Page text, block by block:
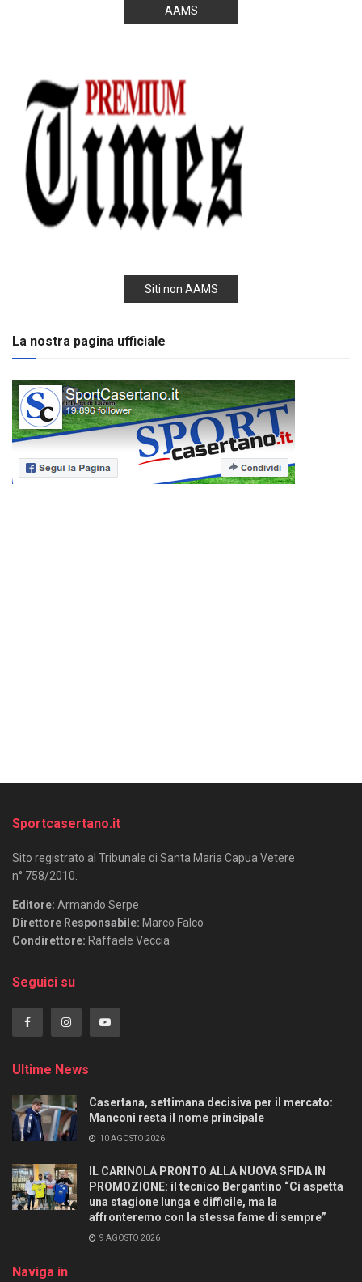
AAMS
Siti non AAMS
La nostra pagina ufficiale
Sportcasertano.it
Sito registrato al Tribunale di Santa Maria Capua Vetere
n° 758/2010.
Editore: Armando Serpe
Direttore Responsabile: Marco Falco
Condirettore: Raffaele Veccia
Seguici su
Ultime News
Casertana, settimana decisiva per il mercato:
Manconi resta il nome principale
10 AGOSTO 2026
IL CARINOLA PRONTO ALLA NUOVA SFIDA IN
PROMOZIONE: il tecnico Bergantino “Ci aspetta
una stagione lunga e difficile, ma la
affronteremo con la stessa fame di sempre”
9 AGOSTO 2026
Naviga in